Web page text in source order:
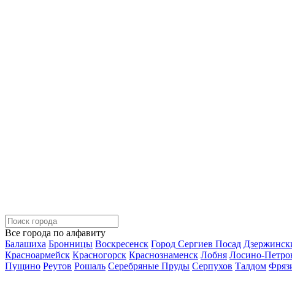
Все города по алфавиту
Балашиха Бронницы Воскресенск Город Сергиев Посад
Красноармейск Красногорск Краснознаменск Лобня Лосино-
Пущино Реутов Рошаль Серебряные Пруды Серпухов Талдом